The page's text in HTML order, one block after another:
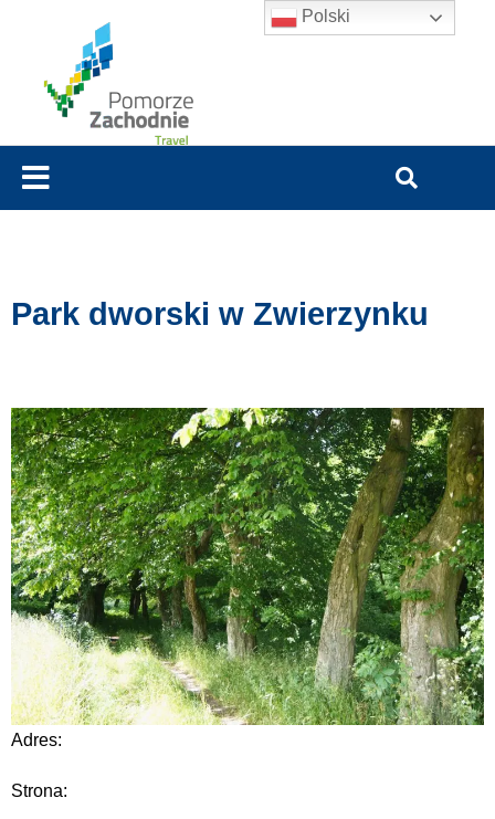
Park dworski w Zwierzynku
Adres:
Strona:
Polski